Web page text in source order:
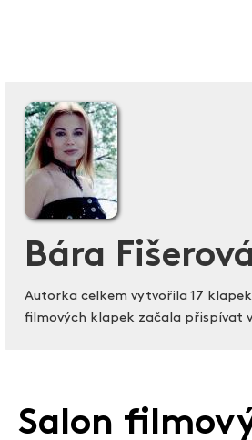
Bára
Autorka celkem vytvořila 17
filmových klapek začala přispívat
Salon